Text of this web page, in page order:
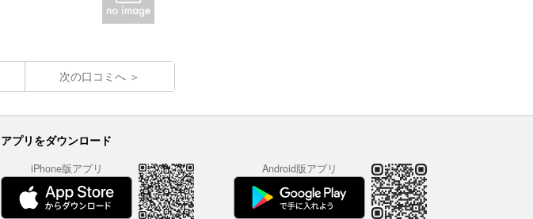
次の口コミへ
アプリをダウンロード
iPhone版アプリ Android版アプリ